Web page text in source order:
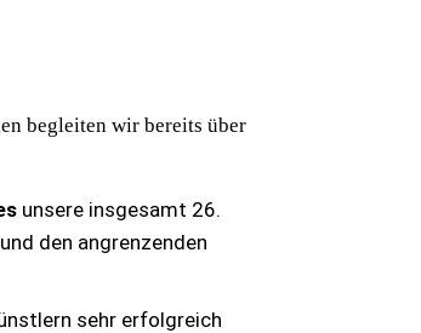
begleiten wir bereits über
unsere insgesamt 26.
den angrenzenden
sehr erfolgreich